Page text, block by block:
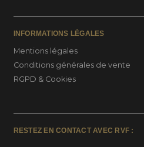
INFORMATIONS LÉGALES
Mentions légales
Conditions générales de vente
RGPD & Cookies
RESTEZ EN CONTACT AVEC RVF :